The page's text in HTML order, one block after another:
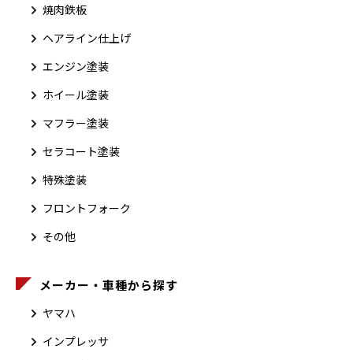
焼肉鉄板
ヘアライン仕上げ
エンジン塗装
ホイール塗装
マフラー塗装
セラコート塗装
特殊塗装
フロントフォーク
その他
メーカー・車種から探す
ヤマハ
インプレッサ